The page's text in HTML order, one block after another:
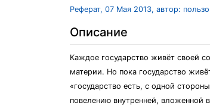
Реферат, 07 Мая 2013, автор:
Описание
Каждое государство живёт своей
материи. Но пока государство
«государство есть, с одной
повелению внутренней, вложенной